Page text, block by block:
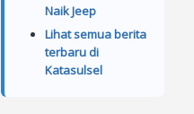
Naik Jeep
Lihat semua berita
terbaru di
Katasulsel